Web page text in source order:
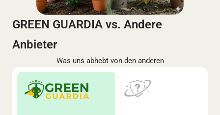
GREEN GUARDIA vs. Andere
Anbieter
Was uns abhebt von den anderen